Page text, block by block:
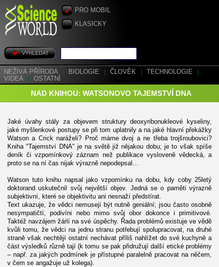
PRO MOBIL
KLASICKY
NEŽIVÁ PŘÍRODA BIOLOGIE ČLOVĚK TECHNOLOGIE
VIDEA
OSTATNÍ
NAD KNIHOU: WATSONOVO TAJEMSTVÍ DNA
Jaké úvahy stály za objevem struktury deoxyribonukleové kyseliny,
jaké myšlenkové postupy se při tom uplatnily a na jaké hlavní překážky
Watson a Crick naráželi? Proč máme dvoj a ne třeba trojšroubovici?
Kniha "Tajemství DNA" je na světě již nějakou dobu; je to však spíše
deník či vzpomínkový záznam než publikace vysloveně vědecká, a
proto se na ní čas nijak výrazně nepodepsal…
Watson tuto knihu napsal jako vzpomínku na dobu, kdy coby 25letý
doktorand uskutečnil svůj největší objev. Jedná se o paměti výrazně
subjektivní, které se objektivitu ani nesnaží předstírat.
Text ukazuje, že vědci nemusejí být nutně geniální; jsou často osobně
nesympatičtí, podivíni nebo mimo svůj obor dokonce i primitivové.
Taktéž navzájem žárlí na své úspěchy. Řada problémů existuje ve vědě
kvůli tomu, že vědci na jednu stranu potřebují spolupracovat, na druhé
straně však nechtějí ostatní nechávat příliš nahlížet do své kuchyně a
část výsledků různě tají (k tomu se pak přidružují další etické problémy
– např. za jakých podmínek je přístupné paralelně pracovat na něčem,
v čem se angažuje už kolega).